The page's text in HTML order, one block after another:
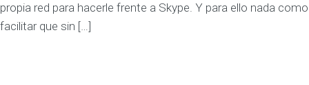
propia red para hacerle frente a Skype. Y para ello nada como
facilitar que sin […]